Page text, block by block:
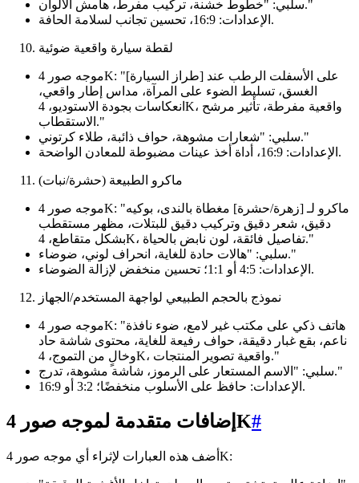
سلبي: "خطوط خشنة، تركيب مفرط، هامش الألوان."
الإعدادات: 16:9، تحسين تجانب لسلامة الحافة.
لقطة سيارة واقعية ضوئية
موجه صور 4K: "[طراز السيارة] على الأسفلت الرطب عند
الغسق، تسليط الضوء على المرآة، مداس إطار واقعي،
انعكاسات بجودة الاستوديو، 4K، واقعية مفرطة، تأثير مرشح
الاستقطاب."
سلبي: "شعارات مشوهة، حواف ذائبة، طلاء كرتوني."
الإعدادات: 16:9، أداة أخذ عينات مضبوطة للمعادن الواضحة.
ماكرو الطبيعة (حشرة/نبات)
موجه صور 4K: "ماكرو لـ [زهرة/حشرة] مغطاة بالندى، بوكيه
دقيق، شعر دقيق وتركيب دقيق للبتلات، مظهر مستقطب
بشكل متقاطع، 4K، تفاصيل فائقة، لون نابض بالحياة."
سلبي: "هالات حادة للغاية، انحراف لوني، ضوضاء."
الإعدادات: 4:5 أو 1:1؛ تحسين منخفض لإزالة الضوضاء.
نموذج بالحجم الطبيعي لواجهة المستخدم/الجهاز
موجه صور 4K: "هاتف ذكي على مكتب غير لامع، ضوء نافذة
ناعم، بقع غبار دقيقة، حواف رفيعة للغاية، محتوى شاشة حاد
وخالٍ من التموج، 4K، واقعية تصوير المنتجات."
سلبي: "الاسم المستعار على الرموز، شاشة مشوهة، تدرج."
الإعدادات: حافظ على الأسلوب منخفضًا؛ 3:2 أو 16:9.
إضافات متقدمة لموجه صور 4K#
أضف هذه العبارات لإثراء أي موجه صور 4K: